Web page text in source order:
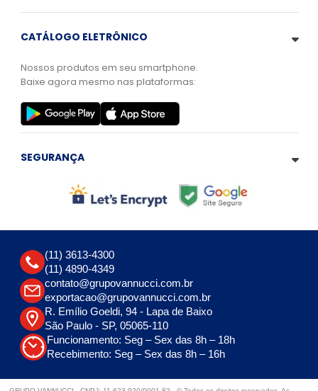
CATÁLOGO ELETRÔNICO
Nossos produtos em seu smartphone.
Baixe agora mesmo nas plataformas:
SEGURANÇA
(11) 3613-4300
(11) 4890-4349
contato@grupovannucci.com.br
exportacao@grupovannucci.com.br
R. Emílio Goeldi, 94 - Lapa de Baixo
São Paulo - SP, 05065-110
Funcionamento: Seg – Sex das 8h – 18h
Recebimento: Seg – Sex das 8h – 16h